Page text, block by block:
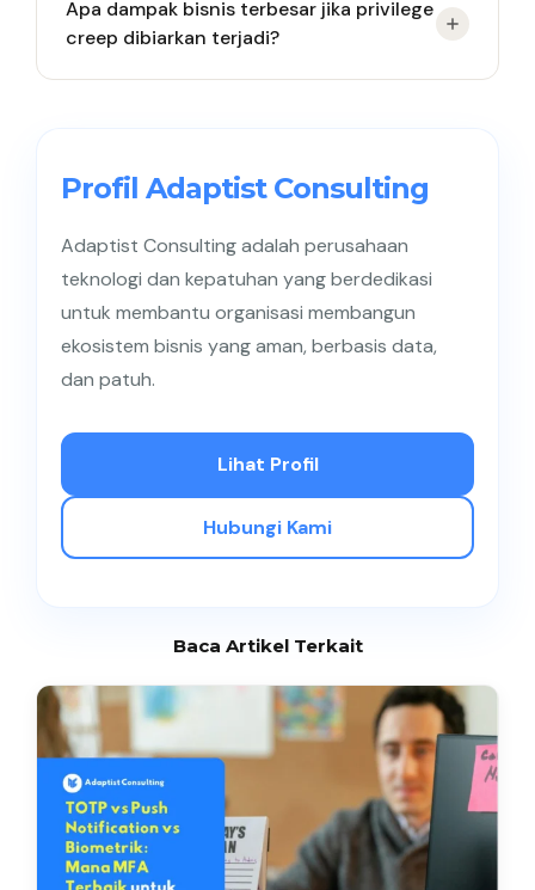
menggunakan “software otomatis”, SOC 2
menuntut bukti konkret bahwa akses ditinjau dan
dikontrol secara ketat. Menggunakan sistem
Apa dampak bisnis terbesar jika privilege
creep dibiarkan terjadi?
akun kompromi memiliki akses ke area yang tidak
semestinya. Selain itu, perusahaan akan gagal
denda regulasi dan kerusakan reputasi klien.
Profil Adaptist Consulting
Adaptist Consulting adalah perusahaan
teknologi dan kepatuhan yang berdedikasi
untuk membantu organisasi membangun
ekosistem bisnis yang aman, berbasis data,
dan patuh.
Lihat Profil
Hubungi Kami
Baca Artikel Terkait